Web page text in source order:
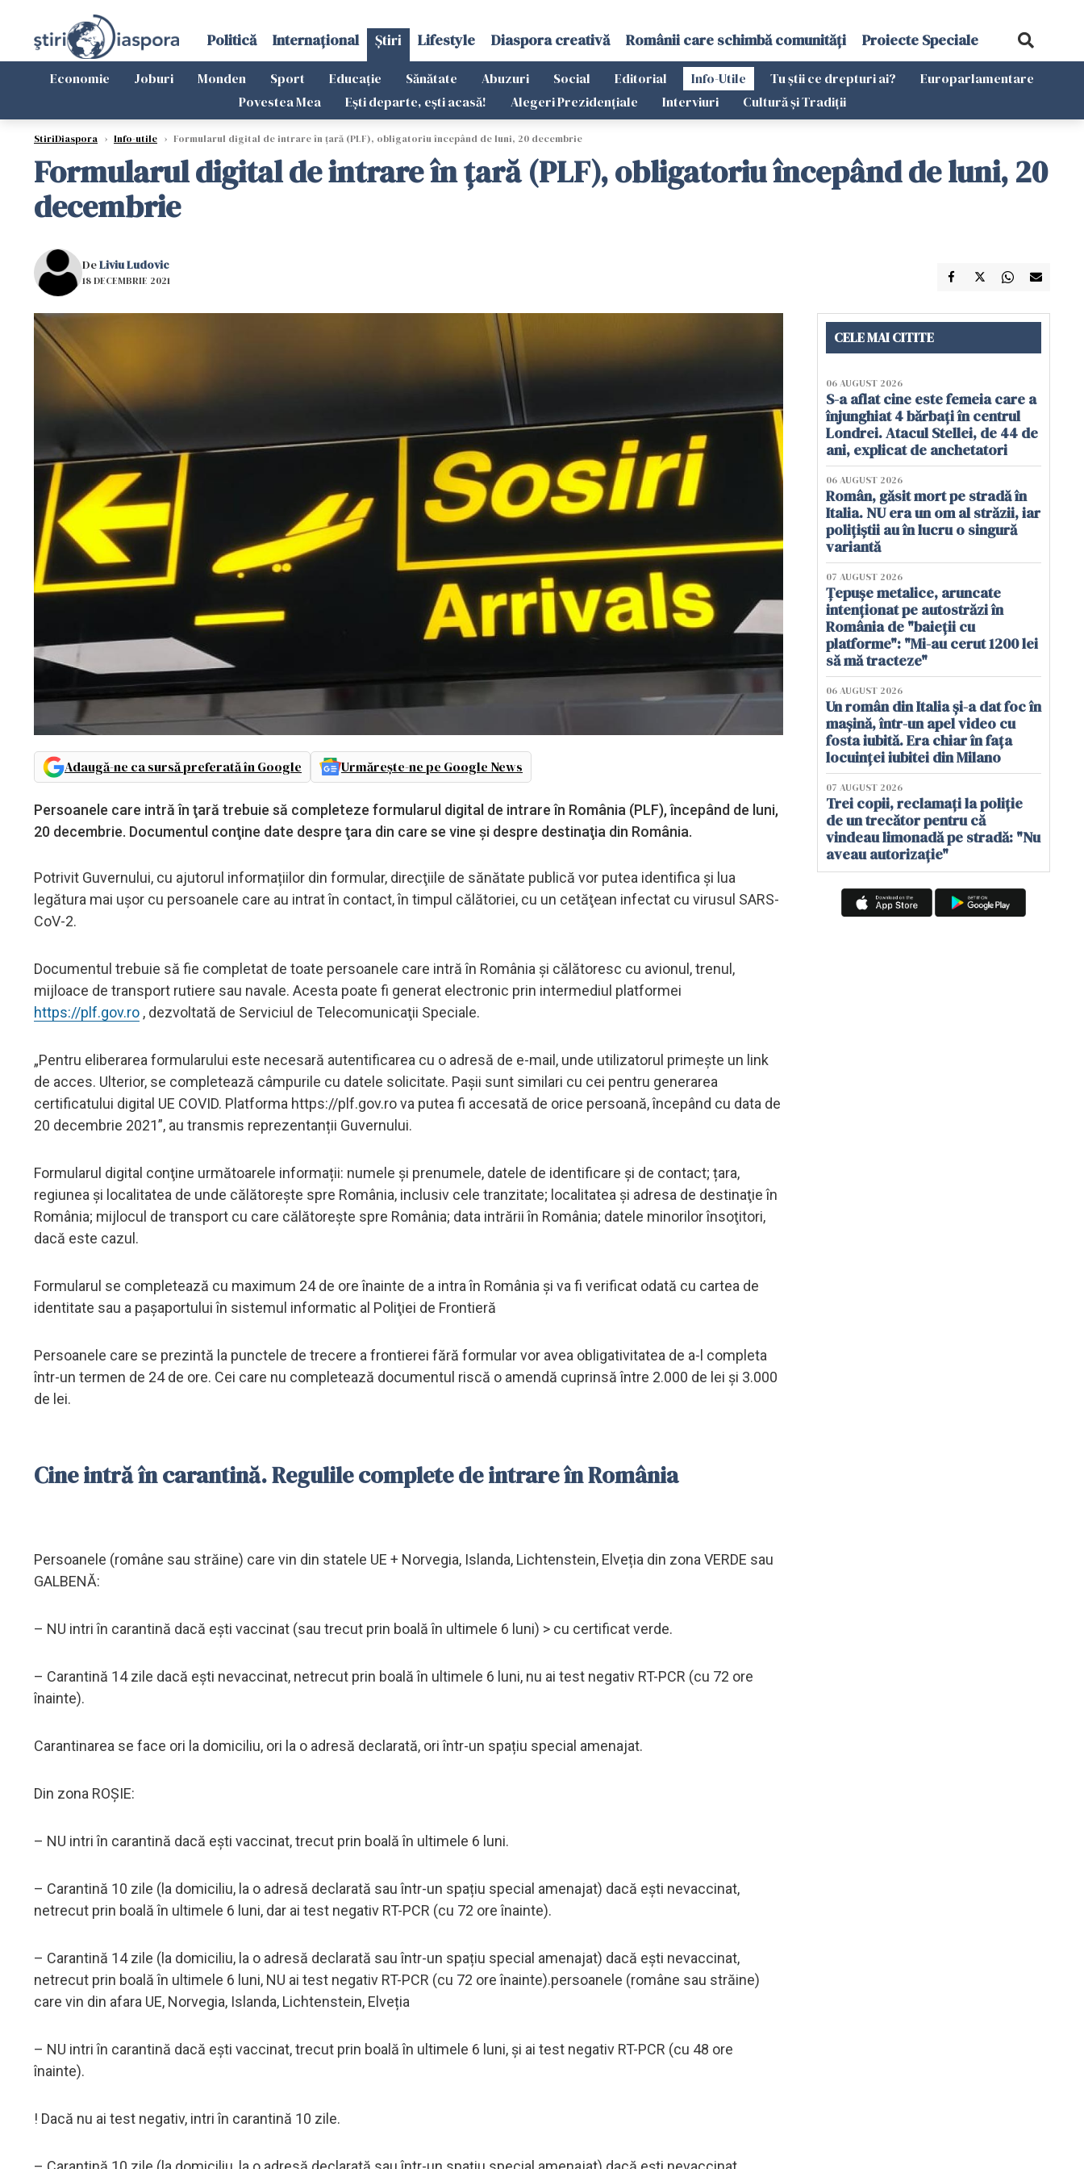
Politică Internațional Știri Lifestyle Diaspora creativă Românii care schimbă comunități Proiecte Speciale
Economie Joburi Monden Sport Educație Sănătate Abuzuri Social Editorial Info-Utile Tu știi ce drepturi ai?
Europarlamentare
Povestea Mea
Ești departe, ești acasă! Alegeri Prezidențiale Interviuri Cultură și Tradiții
StiriDiaspora › Info-utile › Formularul digital de intrare în ţară (PLF), obligatoriu începând de luni, 20 decembrie
Formularul digital de intrare în ţară (PLF), obligatoriu începând de luni, 20
decembrie
DeLiviu Ludovic
18 DECEMBRIE 2021
Adaugă-ne ca sursă preferată în Google Urmărește-ne pe Google News
Persoanele care intră în ţară trebuie să completeze formularul digital de intrare în România (PLF), începând de luni,
20 decembrie. Documentul conţine date despre ţara din care se vine şi despre destinaţia din România.
Potrivit Guvernului, cu ajutorul informațiilor din formular, direcţiile de sănătate publică vor putea identifica şi lua
legătura mai uşor cu persoanele care au intrat în contact, în timpul călătoriei, cu un cetăţean infectat cu virusul SARS-
CoV-2.
Documentul trebuie să fie completat de toate persoanele care intră în România şi călătoresc cu avionul, trenul,
mijloace de transport rutiere sau navale. Acesta poate fi generat electronic prin intermediul platformei
https://plf.gov.ro , dezvoltată de Serviciul de Telecomunicaţii Speciale.
„Pentru eliberarea formularului este necesară autentificarea cu o adresă de e-mail, unde utilizatorul primeşte un link
de acces. Ulterior, se completează câmpurile cu datele solicitate. Paşii sunt similari cu cei pentru generarea
certificatului digital UE COVID. Platforma https://plf.gov.ro va putea fi accesată de orice persoană, începând cu data de
20 decembrie 2021”, au transmis reprezentanții Guvernului.
Formularul digital conţine următoarele informații: numele şi prenumele, datele de identificare şi de contact; țara,
regiunea şi localitatea de unde călătoreşte spre România, inclusiv cele tranzitate; localitatea şi adresa de destinaţie în
România; mijlocul de transport cu care călătoreşte spre România; data intrării în România; datele minorilor însoţitori,
dacă este cazul.
Formularul se completează cu maximum 24 de ore înainte de a intra în România şi va fi verificat odată cu cartea de
identitate sau a paşaportului în sistemul informatic al Poliţiei de Frontieră
Persoanele care se prezintă la punctele de trecere a frontierei fără formular vor avea obligativitatea de a-l completa
într-un termen de 24 de ore. Cei care nu completează documentul riscă o amendă cuprinsă între 2.000 de lei și 3.000
de lei.
Cine intră în carantină. Regulile complete de intrare în România
Persoanele (române sau străine) care vin din statele UE + Norvegia, Islanda, Lichtenstein, Elveția din zona VERDE sau
GALBENĂ:
– NU intri în carantină dacă ești vaccinat (sau trecut prin boală în ultimele 6 luni) > cu certificat verde.
– Carantină 14 zile dacă ești nevaccinat, netrecut prin boală în ultimele 6 luni, nu ai test negativ RT-PCR (cu 72 ore
înainte).
Carantinarea se face ori la domiciliu, ori la o adresă declarată, ori într-un spațiu special amenajat.
Din zona ROȘIE:
– NU intri în carantină dacă ești vaccinat, trecut prin boală în ultimele 6 luni.
– Carantină 10 zile (la domiciliu, la o adresă declarată sau într-un spațiu special amenajat) dacă ești nevaccinat,
netrecut prin boală în ultimele 6 luni, dar ai test negativ RT-PCR (cu 72 ore înainte).
– Carantină 14 zile (la domiciliu, la o adresă declarată sau într-un spațiu special amenajat) dacă ești nevaccinat,
netrecut prin boală în ultimele 6 luni, NU ai test negativ RT-PCR (cu 72 ore înainte).persoanele (române sau străine)
care vin din afara UE, Norvegia, Islanda, Lichtenstein, Elveția
– NU intri în carantină dacă ești vaccinat, trecut prin boală în ultimele 6 luni, și ai test negativ RT-PCR (cu 48 ore
înainte).
! Dacă nu ai test negativ, intri în carantină 10 zile.
CELE MAI CITITE
06 AUGUST 2026
S-a aflat cine este femeia care a
înjunghiat 4 bărbați în centrul
Londrei. Atacul Stellei, de 44 de
ani, explicat de anchetatori
06 AUGUST 2026
Român, găsit mort pe stradă în
Italia. NU era un om al străzii, iar
polițiștii au în lucru o singură
variantă
07 AUGUST 2026
Țepușe metalice, aruncate
intenționat pe autostrăzi în
România de "baieții cu
platforme": "Mi-au cerut 1200 lei
să mă tracteze"
06 AUGUST 2026
Un român din Italia și-a dat foc în
mașină, într-un apel video cu
fosta iubită. Era chiar în fața
locuinței iubitei din Milano
07 AUGUST 2026
Trei copii, reclamați la poliție
de un trecător pentru că
vindeau limonadă pe stradă: "Nu
aveau autorizație"